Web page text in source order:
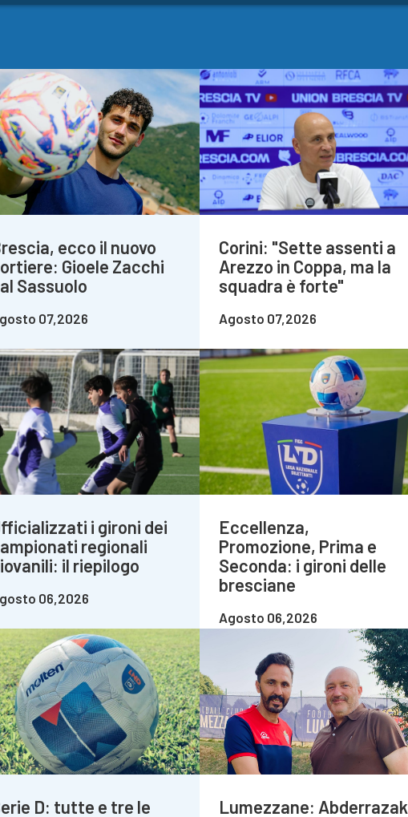
ecco il nuovo
Gioele Zacchi
Sassuolo
07,2026
Corini: "Sette assenti a
Arezzo in Coppa, ma la
squadra è forte"
Agosto 07,2026
i gironi dei
regionali
il riepilogo
06,2026
Eccellenza,
Promozione, Prima e
Seconda: i gironi delle
bresciane
Agosto 06,2026
D: tutte e tre le
Lumezzane: Abderrazak